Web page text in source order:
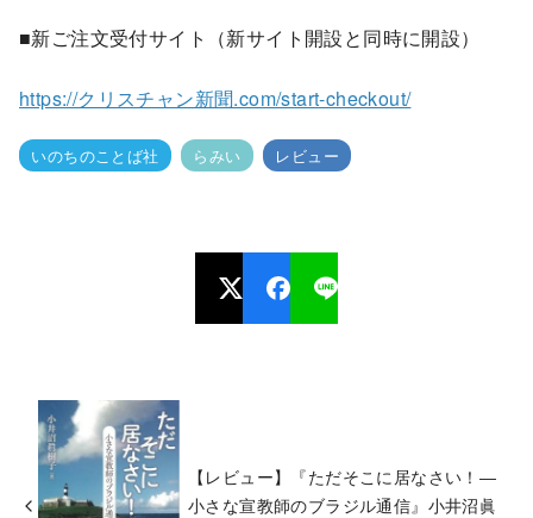
■新ご注文受付サイト（新サイト開設と同時に開設）
https://クリスチャン新聞.com/start-checkout/
いのちのことば社 らみい レビュー
【レビュー】『ただそこに居なさい！―
小さな宣教師のブラジル通信』小井沼眞